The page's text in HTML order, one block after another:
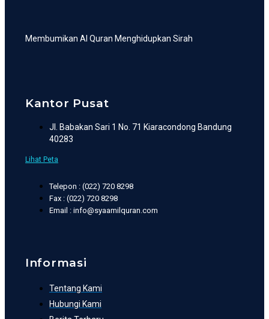
Membumikan Al Quran Menghidupkan Sirah
Kantor Pusat
Jl. Babakan Sari 1 No. 71 Kiaracondong Bandung
40283
Lihat Peta
Telepon : (022) 720 8298
Fax : (022) 720 8298
Email : info@syaamilquran.com
Informasi
Tentang Kami
Hubungi Kami